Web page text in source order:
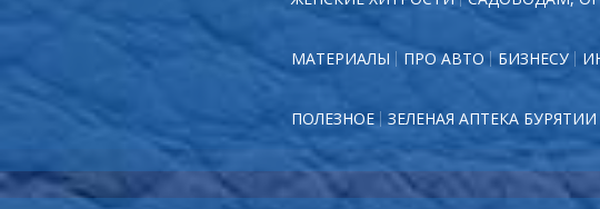
МАТЕРИАЛЫ ПРО АВТО БИЗНЕСУ
ПОЛЕЗНОЕ ЗЕЛЕНАЯ АПТЕКА БУРЯТИИ